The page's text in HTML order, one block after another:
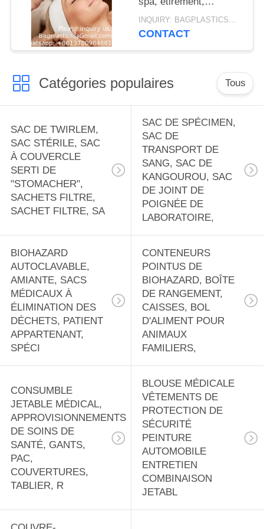
polypropylène
polypropylène
polypropylène
polypropylène
polypropylène
polypropylène
polypropylène
polypropylène
polypropylène
polypropylène
polypropylène
polypropylène
polypropylène
bandeau facial non
tissé pour femmes,
confort
INQUIRY: BAGPLASTICS@GMAIL.COM MOQ:WHATSAPP : 008613780964661
CONTACT
Catégories populaires Tous
SAC DE TWIRLEM,
SAC STÉRILE, SAC
À COUVERCLE
SERTI DE
"STOMACHER",
SACHETS FILTRE,
SACHET FILTRE, SA
SAC DE SPÉCIMEN,
SAC DE
TRANSPORT DE
SANG, SAC DE
KANGOUROU, SAC
DE JOINT DE
POIGNÉE DE
LABORATOIRE,
BIOHAZARD
AUTOCLAVABLE,
AMIANTE, SACS
MÉDICAUX À
ÉLIMINATION DES
DÉCHETS, PATIENT
APPARTENANT,
SPÉCI
CONTENEURS
POINTUS DE
BIOHAZARD, BOÎTE
DE RANGEMENT,
CAISSES, BOL
D'ALIMENT POUR
ANIMAUX
FAMILIERS,
CONSUMBLE
JETABLE MÉDICAL,
APPROVISIONNEMENTS
DE SOINS DE
SANTÉ, GANTS,
PAC,
COUVERTURES,
TABLIER, R
BLOUSE MÉDICALE
VÊTEMENTS DE
PROTECTION DE
SÉCURITÉ
PEINTURE
AUTOMOBILE
ENTRETIEN
COMBINAISON
JETABL